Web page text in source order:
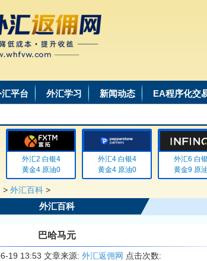
平台 外汇学习 新闻动态 EA程序化交
外汇2 白银4
黄金4 原油0
外汇4 白银4
黄金4 原油0
外汇6 白银9
黄金9 原油6
> 外汇百科 >
外汇百科
巴哈马元
19 13:53 文章来源: 外汇返佣网 点击次数: